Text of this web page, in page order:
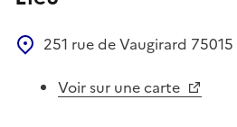
251 rue de Vaugirard 75015
Voir sur une carte